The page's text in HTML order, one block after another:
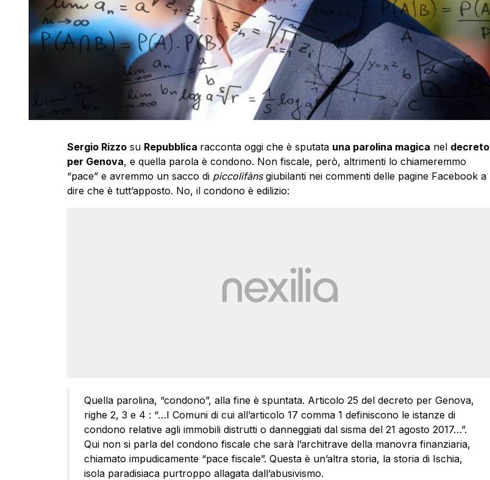
Sergio Rizzosu Repubblica racconta oggi che è sputata una parolina magica nel decreto
per Genova, e quella parola è condono. Non fiscale, però, altrimenti lo chiameremmo
“pace” e avremmo un sacco di piccolifàns giubilanti nei commenti delle pagine Facebook a
dire che è tutt’apposto. No, il condono è edilizio:
Quella parolina, “condono”, alla fine è spuntata. Articolo 25 del decreto per Genova,
righe 2, 3 e 4 : “…I Comuni di cui all’articolo 17 comma 1 definiscono le istanze di
condono relative agli immobili distrutti o danneggiati dal sisma del 21 agosto 2017…”.
Qui non si parla del condono fiscale che sarà l’architrave della manovra finanziaria,
chiamato impudicamente “pace fiscale”. Questa è un’altra storia, la storia di Ischia,
isola paradisiaca purtroppo allagata dall’abusivismo.